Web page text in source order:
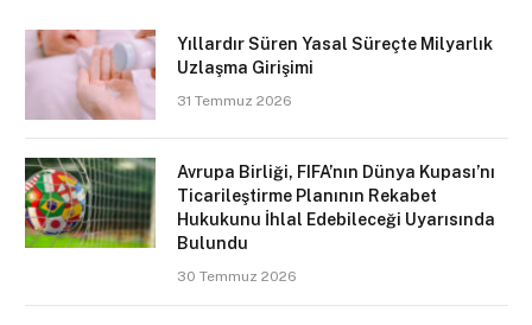
Yıllardır Süren Yasal Süreçte Milyarlık
Uzlaşma Girişimi
31 Temmuz 2026
Avrupa Birliği, FIFA’nın Dünya Kupası’nı
Ticarileştirme Planının Rekabet
Hukukunu İhlal Edebileceği Uyarısında
Bulundu
30 Temmuz 2026